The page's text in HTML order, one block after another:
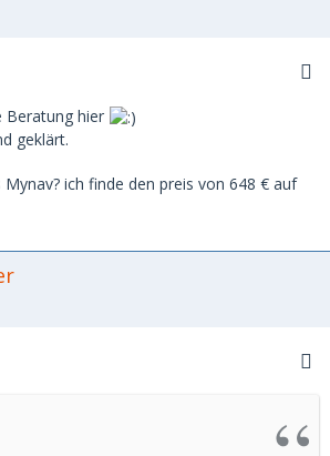
Beratung hier
geklärt.
ich finde den preis von 648 € auf